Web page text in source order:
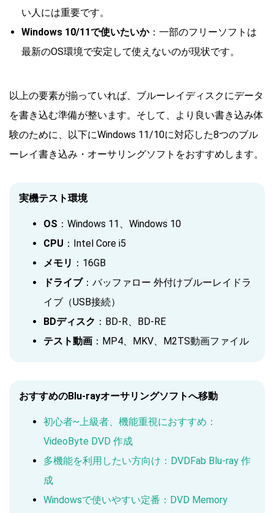
い人には重要です。
Windows 10/11で使いたいか：一部のフリーソフトは
最新のOS環境で安定して使えないのが現状です。
以上の要素が揃っていれば、ブルーレイディスクにデータ
を書き込む準備が整います。そして、より良い書き込み体
験のために、以下にWindows 11/10に対応した8つのブル
ーレイ書き込み・オーサリングソフトをおすすめします。
実機テスト環境
OS ：Windows 11、Windows 10
CPU ：Intel Core i5
メモリ ：16GB
ドライブ：バッファロー 外付けブルーレイドラ
イブ（USB接続）
BDディスク ：BD-R、BD-RE
テスト動画 ：MP4、MKV、M2TS動画ファイル
おすすめのBlu-rayオーサリングソフトへ移動
初心者~上級者、機能重視におすすめ：
VideoByte DVD 作成
多機能を利用したい方向け：DVDFab Blu-ray 作
成
Windowsで使いやすい定番：DVD Memory